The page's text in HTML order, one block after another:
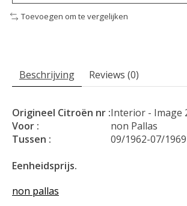
Toevoegen om te vergelijken
Beschrijving Reviews (0)
Origineel Citroën nr :Interior - Image
Voor :
non Pallas
Tussen :
09/1962-07/1969
Eenheidsprijs.
non pallas